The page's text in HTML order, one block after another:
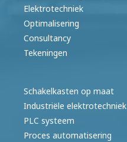
Elektrotechniek
Optimalisering
Consultancy
Tekeningen
Schakelkasten op maat
Industriële elektrotechniek
PLC systeem
Proces automatisering